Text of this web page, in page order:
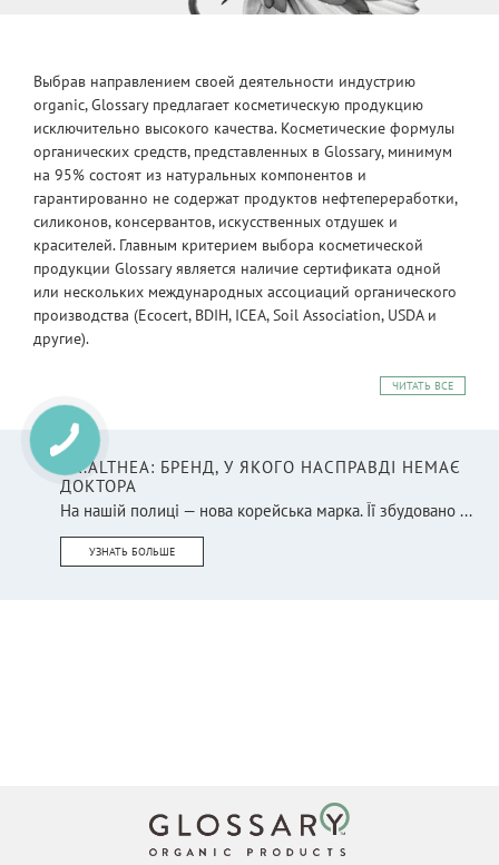
Выбрав направлением своей деятельности индустрию
organic, Glossary предлагает косметическую продукцию
исключительно высокого качества. Косметические формулы
органических средств, представленных в Glossary, минимум
на 95% состоят из натуральных компонентов и
гарантированно не содержат продуктов нефтепереработки,
силиконов, консервантов, искусственных отдушек и
красителей. Главным критерием выбора косметической
продукции Glossary является наличие сертификата одной
или нескольких международных ассоциаций органического
производства (Ecocert, BDIH, ICEA, Soil Association, USDA и
другие).
ЧИТАТЬ ВСЕ
DR.ALTHEA: БРЕНД, У ЯКОГО НАСПРАВДІ НЕМАЄ
ДОКТОРА
На нашій полиці — нова корейська марка. Її збудовано ...
УЗНАТЬ БОЛЬШЕ